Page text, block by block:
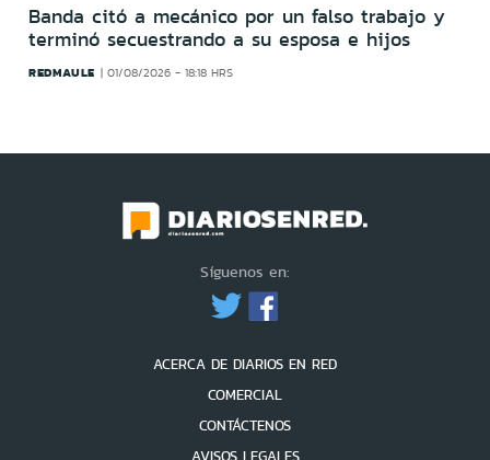
Banda citó a mecánico por un falso trabajo y
terminó secuestrando a su esposa e hijos
REDMAULE 01/08/2026 - 18:18 HRS
Síguenos en:
ACERCA DE DIARIOS EN RED
COMERCIAL
CONTÁCTENOS